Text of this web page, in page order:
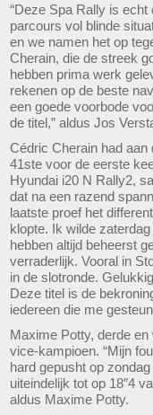
“Deze Spa Rally is
parcours vol blinde
en we namen het op
Cherain, die de streek
hebben prima werk
rekenen op de beste
een goede voorbode
de titel,” aldus Jos
Cédric Cherain had
41ste voor de eerste
Hyundai i20 N Rally2,
dat na een razend
laatste proef het
klopte. Ik wilde
hebben altijd beheerst
verraderlijk. Vooral in
in de slotronde.
Deze titel is de
iedereen die me
Maxime Potty, derde
vice-kampioen. “Mijn
hard gepusht op
uiteindelijk tot op 18″4
aldus Maxime Potty.